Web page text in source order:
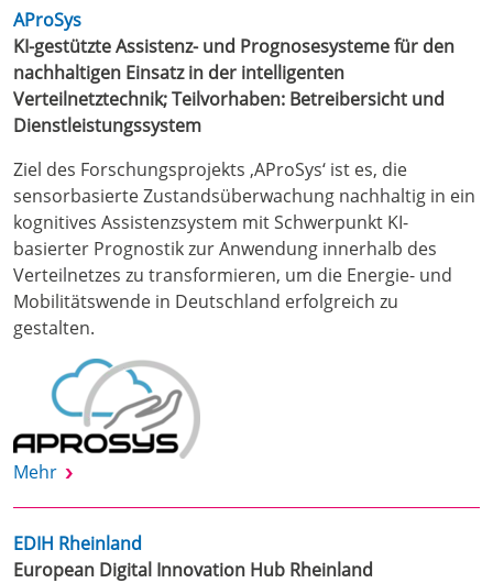
AProSys
KI-gestützte Assistenz- und Prognosesysteme für den
nachhaltigen Einsatz in der intelligenten
Verteilnetztechnik; Teilvorhaben: Betreibersicht und
Dienstleistungssystem
Ziel des Forschungsprojekts ‚AProSys‘ ist es, die
sensorbasierte Zustandsüberwachung nachhaltig in ein
kognitives Assistenzsystem mit Schwerpunkt KI-
basierter Prognostik zur Anwendung innerhalb des
Verteilnetzes zu transformieren, um die Energie- und
Mobilitätswende in Deutschland erfolgreich zu
gestalten.
Mehr
EDIH Rheinland
European Digital Innovation Hub Rheinland